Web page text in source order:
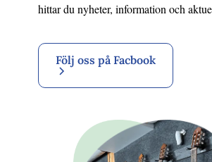
hittar du nyheter, information och
Följ oss på Facbook